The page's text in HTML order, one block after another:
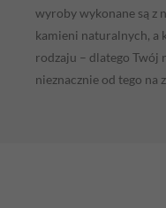
wyroby wykonane są z
kamieni naturalnych, a
rodzaju – dlatego Twój
nieznacznie od tego na